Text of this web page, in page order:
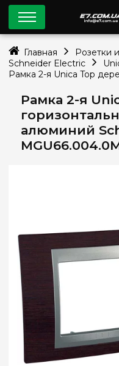
Рамка 2-я
алюминий
Главная
Розетки
Schneider Electric